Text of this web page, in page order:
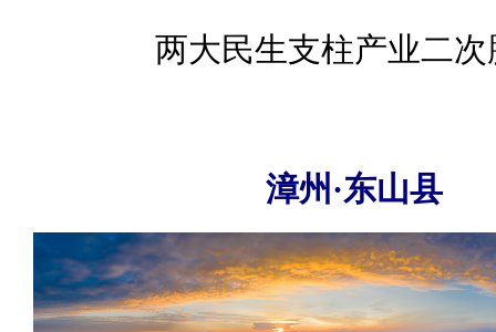
两大民生支柱产业二次
漳州·东山县